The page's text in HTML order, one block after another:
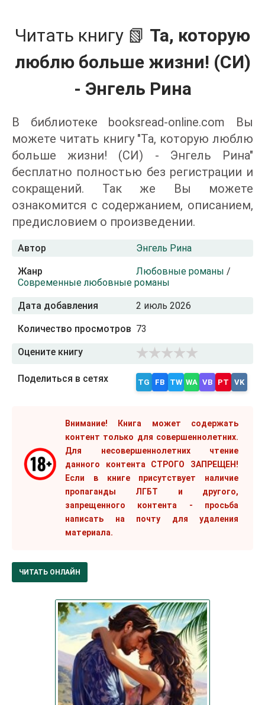
Читать книгу 📗 Та, которую
люблю больше жизни! (СИ)
- Энгель Рина
В библиотеке booksread-online.com Вы
можете читать книгу "Та, которую люблю
больше жизни! (СИ) - Энгель Рина"
бесплатно полностью без регистрации и
сокращений. Так же Вы можете
ознакомится с содержанием, описанием,
предисловием о произведении.
Автор Энгель Рина
Жанр Любовные романы /
Современные любовные романы
Дата добавления 2 июль 2026
Количество просмотров 73
Оцените книгу
Поделиться в сетях TG FB TW WA VB PT VK
Внимание! Книга может содержать
контент только для совершеннолетних.
Для несовершеннолетних чтение
данного контента СТРОГО ЗАПРЕЩЕН!
Если в книге присутствует наличие
пропаганды ЛГБТ и другого,
запрещенного контента - просьба
написать на почту для удаления
материала.
ЧИТАТЬ ОНЛАЙН